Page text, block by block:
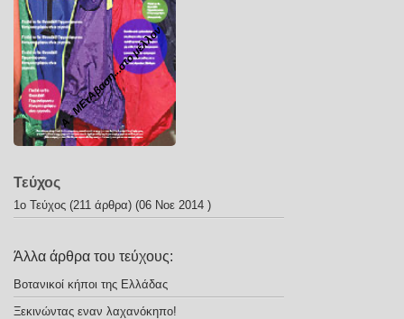
Α - ΜΕτΑβαση...στο μέλλον
Τεύχος
1ο Τεύχος (211 άρθρα) (06 Νοε 2014 )
Άλλα άρθρα του τεύχους:
Βοτανικοί κήποι της Ελλάδας
Ξεκινώντας εναν λαχανόκηπο!